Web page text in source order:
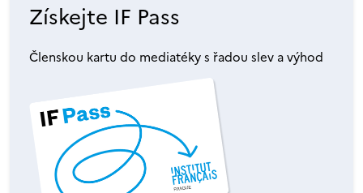
Získejte IF Pass
Členskou kartu do mediatéky s řadou slev a výhod